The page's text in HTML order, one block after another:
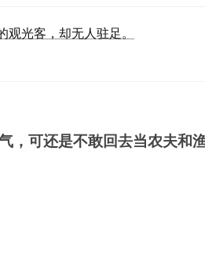
光客，却无人驻足。
，可还是不敢回去当农夫和